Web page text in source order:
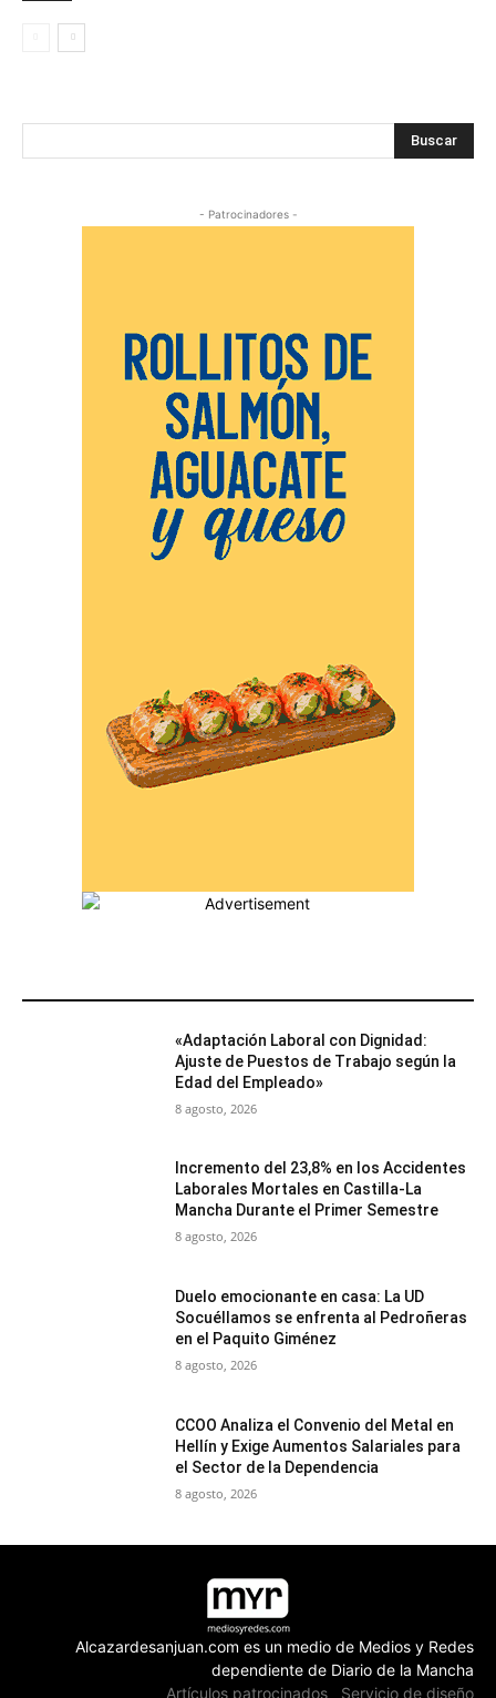
Buscar
- Patrocinadores -
«Adaptación Laboral con Dignidad:
Ajuste de Puestos de Trabajo según la
Edad del Empleado»
8 agosto, 2026
Incremento del 23,8% en los Accidentes
Laborales Mortales en Castilla-La
Mancha Durante el Primer Semestre
8 agosto, 2026
Duelo emocionante en casa: La UD
Socuéllamos se enfrenta al Pedroñeras
en el Paquito Giménez
8 agosto, 2026
CCOO Analiza el Convenio del Metal en
Hellín y Exige Aumentos Salariales para
el Sector de la Dependencia
8 agosto, 2026
Alcazardesanjuan.com es un medio de Medios y Redes
dependiente de Diario de la Mancha
Artículos patrocinados
Servicio de diseño